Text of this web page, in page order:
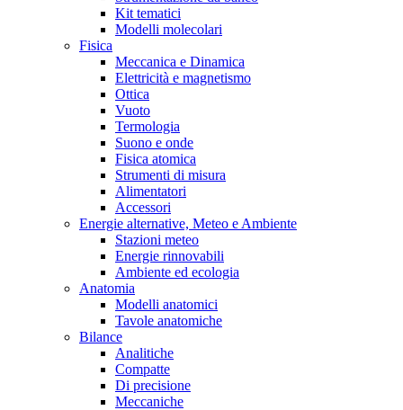
Kit tematici
Modelli molecolari
Fisica
Meccanica e Dinamica
Elettricità e magnetismo
Ottica
Vuoto
Termologia
Suono e onde
Fisica atomica
Strumenti di misura
Alimentatori
Accessori
Energie alternative, Meteo e Ambiente
Stazioni meteo
Energie rinnovabili
Ambiente ed ecologia
Anatomia
Modelli anatomici
Tavole anatomiche
Bilance
Analitiche
Compatte
Di precisione
Meccaniche